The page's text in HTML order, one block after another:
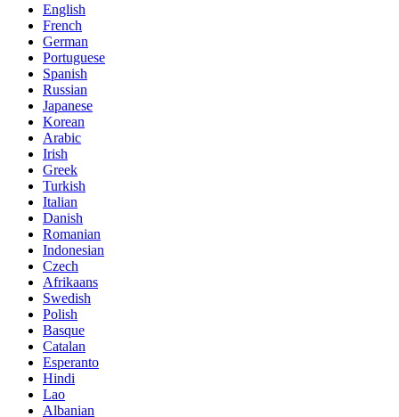
English
French
German
Portuguese
Spanish
Russian
Japanese
Korean
Arabic
Irish
Greek
Turkish
Italian
Danish
Romanian
Indonesian
Czech
Afrikaans
Swedish
Polish
Basque
Catalan
Esperanto
Hindi
Lao
Albanian